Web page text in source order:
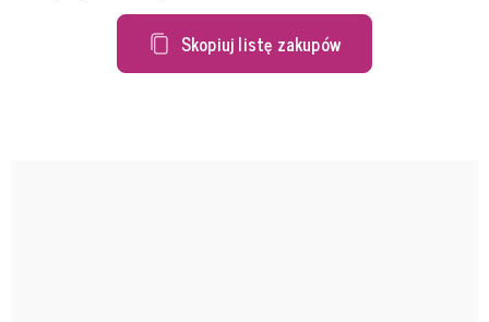
Skopiuj listę zakupów